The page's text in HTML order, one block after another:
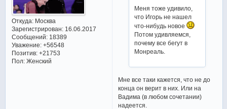
Откуда:Москва
Зарегистрирован: 16.06.2017
Сообщений:18389
Уважение: +56548
Позитив: +21753
Пол:Женский
Меня тоже удивило,
что Игорь не нашел
что-нибудь новое
Потом удивляемся,
почему все бегут в
Монреаль.
Мне все таки кажется, что не до
конца он верит в них. Или на
Вадима (в любом сочетании)
надеется.